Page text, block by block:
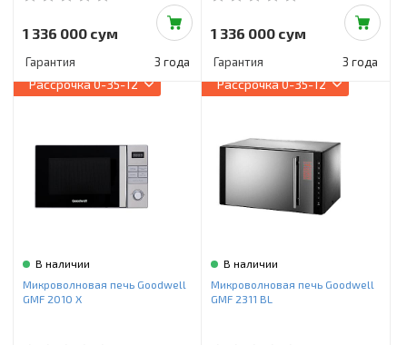
1 336 000 сум
Гарантия 3 года
1 336 000 сум
Гарантия 3 года
Рассрочка0-35-12
В наличии
Микроволновая печь Goodwell
GMF 2010 X
Рассрочка0-35-12
В наличии
Микроволновая печь Goodwell
GMF 2311 BL